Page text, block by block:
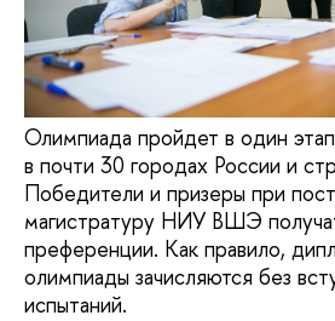
Олимпиада пройдет в один
в почти 30 городах России и
Победители и призеры при
магистратуру НИУ ВШЭ
преференции. Как правило,
олимпиады зачисляются без
испытаний.